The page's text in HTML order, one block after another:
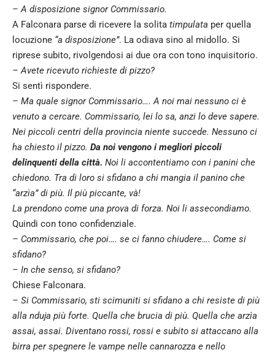
– A disposizione signor Commissario.
A Falconara parse di ricevere la solita timpulata per quella
locuzione “a disposizione”. La odiava sino al midollo. Si
riprese subito, rivolgendosi ai due ora con tono inquisitorio.
– Avete ricevuto richieste di pizzo?
Si sentì rispondere.
– Ma quale signor Commissario…. A noi mai nessuno ci è
venuto a cercare. Commissario, lei lo sa, anzi lo deve sapere.
Nei piccoli centri della provincia niente succede. Nessuno ci
ha chiesto il pizzo. Da noi vengono i megliori piccoli
delinquenti della città. Noi li accontentiamo con i panini che
chiedono. Tra di loro si sfidano a chi mangia il panino che
“arzìa” di più. Il più piccante, và!
La prendono come una prova di forza. Noi li assecondiamo.
Quindi con tono confidenziale.
– Commissario, che poi…. se ci fanno chiudere…. Come si
sfidano?
– In che senso, si sfidano?
Chiese Falconara.
– Si Commissario, sti scimuniti si sfidano a chi resiste di più
alla nduja più forte. Quella che brucia di più. Quella che arzìa
assai, assai. Diventano rossi, rossi e subito si attaccano alla
birra per spegnere le vampe nelle cannarozza e nello